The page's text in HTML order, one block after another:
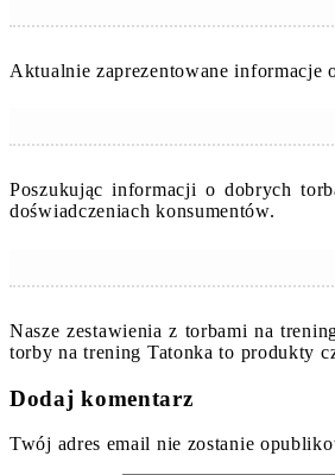
Aktualnie zaprezentowane informacje
Poszukując informacji o dobrych
doświadczeniach konsumentów.
Nasze zestawienia z torbami na
torby na trening Tatonka to produkty
Dodaj komentarz
Twój adres email nie zostanie